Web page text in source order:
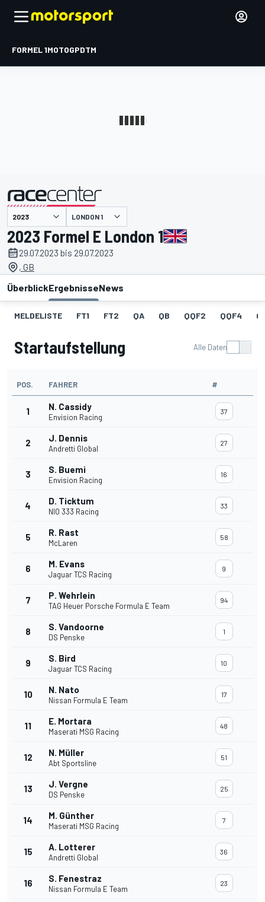
FORMEL 1MOTOGPDTM
LONDON 1
2023 Formel E London 1
29.07.2023 bis 29.07.2023
, GB
ÜberblickErgebnisseNews
MELDELISTE FT1 FT2 QA QB QQF2 QQF4
Startaufstellung Alle Daten
POS. FAHRER #
1 N. Cassidy
Envision Racing
37
2 J. Dennis
Andretti Global
27
3 S. Buemi
Envision Racing
16
4 D. Ticktum
NIO 333 Racing
33
5 R. Rast
McLaren
58
6 M. Evans
Jaguar TCS Racing
9
7 P. Wehrlein
TAG Heuer Porsche Formula E Team
94
8 S. Vandoorne
DS Penske
1
9 S. Bird
Jaguar TCS Racing
10
10 N. Nato
Nissan Formula E Team
17
11 E. Mortara
Maserati MSG Racing
48
12 N. Müller
Abt Sportsline
51
13 J. Vergne
DS Penske
25
14 M. Günther
Maserati MSG Racing
7
15 A. Lotterer
Andretti Global
36
16 S. Fenestraz
Nissan Formula E Team
23